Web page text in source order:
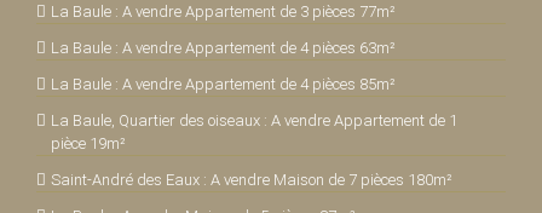
La Baule : A vendre Appartement de 3 pièces 77m²
La Baule : A vendre Appartement de 4 pièces 63m²
La Baule : A vendre Appartement de 4 pièces 85m²
La Baule, Quartier des oiseaux : A vendre Appartement de 1
pièce 19m²
Saint-André des Eaux : A vendre Maison de 7 pièces 180m²